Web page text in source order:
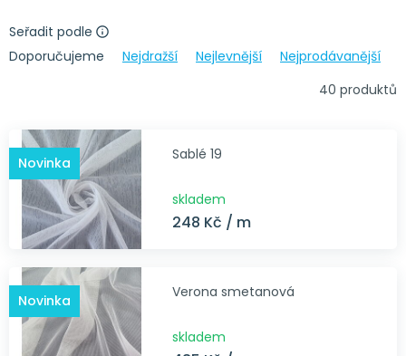
Seřadit podle
Doporučujeme
Nejdražší Nejlevnější
Nejprodávanější
40 produktů
Novinka Sablé 19
skladem
248 Kč / m
Novinka Verona smetanová
skladem